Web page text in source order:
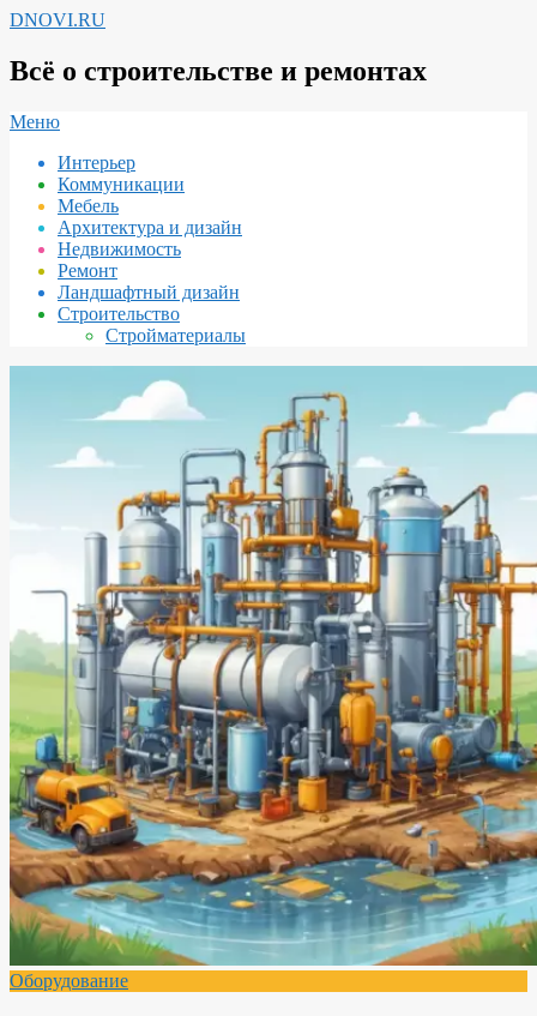
Перейти
содержимому
DNOVI.RU
Всё о строительстве и ремонтах
Вторичное
навигации
Меню
Интерьер
Коммуникации
Мебель
Архитектура и дизайн
Недвижимость
Ремонт
Ландшафтный дизайн
Строительство
Стройматериалы
Оборудование